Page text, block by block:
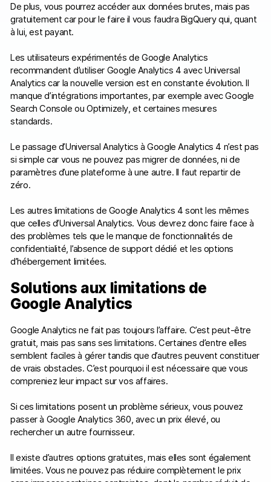
De plus, vous pourrez accéder aux données brutes, mais pas
gratuitement car pour le faire il vous faudra BigQuery qui, quant
à lui, est payant.
Les utilisateurs expérimentés de Google Analytics
recommandent d’utiliser Google Analytics 4 avec Universal
Analytics car la nouvelle version est en constante évolution. Il
manque d’intégrations importantes, par exemple avec Google
Search Console ou Optimizely, et certaines mesures
standards.
Le passage d’Universal Analytics à Google Analytics 4 n’est pas
si simple car vous ne pouvez pas migrer de données, ni de
paramètres d’une plateforme à une autre. Il faut repartir de
zéro.
Les autres limitations de Google Analytics 4 sont les mêmes
que celles d’Universal Analytics. Vous devrez donc faire face à
des problèmes tels que le manque de fonctionnalités de
confidentialité, l’absence de support dédié et les options
d’hébergement limitées.
Solutions aux limitations de
Google Analytics
Google Analytics ne fait pas toujours l’affaire. C’est peut-être
gratuit, mais pas sans ses limitations. Certaines d’entre elles
semblent faciles à gérer tandis que d’autres peuvent constituer
de vrais obstacles. C’est pourquoi il est nécessaire que vous
compreniez leur impact sur vos affaires.
Si ces limitations posent un problème sérieux, vous pouvez
passer à Google Analytics 360, avec un prix élevé, ou
rechercher un autre fournisseur.
Il existe d’autres options gratuites, mais elles sont également
limitées. Vous ne pouvez pas réduire complètement le prix